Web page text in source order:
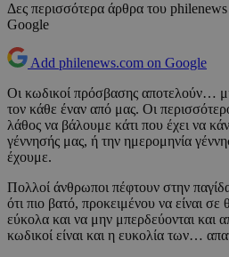
Δες περισσότερα άρθρα του philenews
Google
Add philenews.com on Google
Οι κωδικοί πρόσβασης αποτελούν…
τον κάθε έναν από μας. Οι
λάθος να βάλουμε κάτι που έχει να
γέννησής μας, ή την ημερομηνία
έχουμε.
Πολλοί άνθρωποι πέφτουν στην
ότι πιο βατό, προκειμένου να είναι σε
εύκολα και να μην μπερδεύονται και
κωδικοί είναι και η ευκολία των…